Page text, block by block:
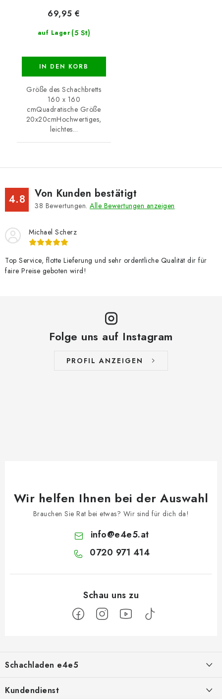
auf Lager (5 St)
69,95 €
IN DEN KORB
Größe des Schachbretts
160 x 160
cmQuadratische Größe
20x20cmHochwertiges,
leichtes...
4.8 Von Kunden bestätigt
38 Bewertungen. Alle Bewertungen anzeigen
Michael Scherz
Top Service, flotte Lieferung und sehr ordentliche Qualität dir für
faire Preise geboten wird!
Folge uns auf Instagram
PROFIL ANZEIGEN
Wir helfen Ihnen bei der Auswahl
Brauchen Sie Rat bei etwas? Wir sind für dich da!
info@e4e5.at
0720 971 414
ß
z
Schachladen e4e5
Kundendienst